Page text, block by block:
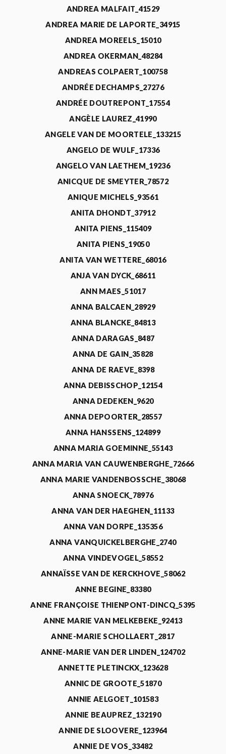
ANDREA MALFAIT_41529
ANDREA MARIE DE LAPORTE_34915
ANDREA MOREELS_15010
ANDREA OKERMAN_48284
ANDREAS COLPAERT_100758
ANDRÉE DECHAMPS_27276
ANDRÉE DOUTREPONT_17554
ANGÈLE LAUREZ_41990
ANGELE VAN DE MOORTELE_133215
ANGELO DE WULF_17336
ANGELO VAN LAETHEM_19236
ANICQUE DE SMEYTER_78572
ANIQUE MICHELS_93561
ANITA DHONDT_37912
ANITA PIENS_115409
ANITA PIENS_19050
ANITA VAN WETTERE_68016
ANJA VAN DYCK_68611
ANN MAES_51017
ANNA BALCAEN_28929
ANNA BLANCKE_84813
ANNA DARAGAS_8487
ANNA DE GAIN_35828
ANNA DE RAEVE_8398
ANNA DEBISSCHOP_12154
ANNA DEDEKEN_9620
ANNA DEPOORTER_28557
ANNA HANSSENS_124899
ANNA MARIA GOEMINNE_55143
ANNA MARIA VAN CAUWENBERGHE_72666
ANNA MARIE VANDENBOSSCHE_38068
ANNA SNOECK_78976
ANNA VAN DER HAEGHEN_11133
ANNA VAN DORPE_135356
ANNA VANQUICKELBERGHE_2740
ANNA VINDEVOGEL_58552
ANNAÏSSE VAN DE KERCKHOVE_58062
ANNE BEGINE_83380
ANNE FRANÇOISE THIENPONT-DINCQ_5395
ANNE MARIE VAN MELKEBEKE_92413
ANNE-MARIE SCHOLLAERT_2817
ANNE-MARIE VAN DER LINDEN_124702
ANNETTE PLETINCKX_123628
ANNIC DE GROOTE_51870
ANNIE AELGOET_101583
ANNIE BEAUPREZ_132190
ANNIE DE SLOOVERE_123964
ANNIE DE VOS_33482